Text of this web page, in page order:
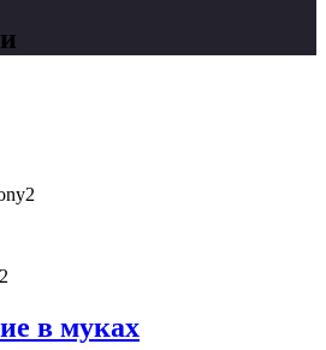
в муках